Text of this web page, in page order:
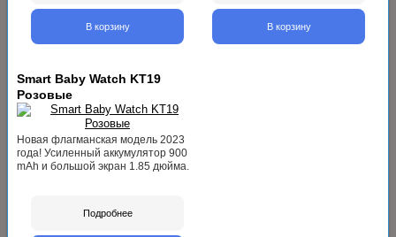
В корзину В корзину
Smart Baby Watch KT19
Розовые
Новая флагманская модель 2023
года! Усиленный аккумулятор 900
mAh и большой экран 1.85 дюйма.
Подробнее